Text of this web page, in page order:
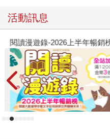
被台灣選手優異的表現，感
年輕運動員的恆毅力與拚勁
度，堅持到底無論輸贏的熱
我想起書中的十位古潮人，
他們卓越的才能與精采的人
者走進文人的潮世界呢？
的列舉，和十位古人的生命
人恰好能與不同運動專項巧
新整理，為運動員和古潮人
活動訊息
閱讀漫遊錄-2026上半年暢銷